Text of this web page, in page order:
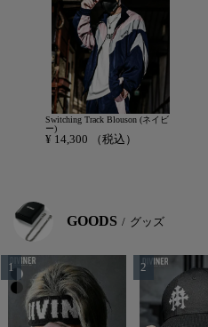
Switching Track Blouson (ネイビ
ー)
¥ 14,300 （税込）
GOODS グッズ